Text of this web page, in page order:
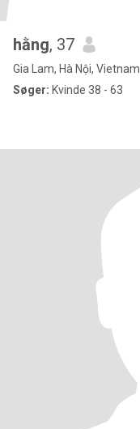
hằng, 37
Gia Lam, Hà Nội, Vietnam
Søger: Kvinde 38 - 63